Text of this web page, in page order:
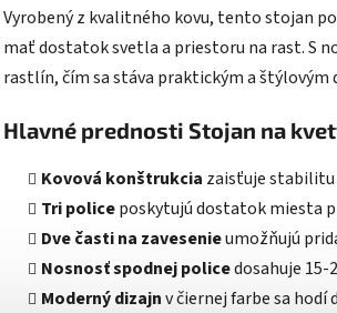
Vyrobený z kvalitného kovu, tento stojan
mať dostatok svetla a priestoru na rast. S
rastlín, čím sa stáva praktickým a
Hlavné prednosti Stojan na
Kovová konštrukcia zaisťuje stabilitu
Tri policeposkytujú dostatok miesta
Dve časti na zavesenieumožňujú
Nosnosť spodnej policedosahuje 15-
Moderný dizajnv čiernej farbe sa